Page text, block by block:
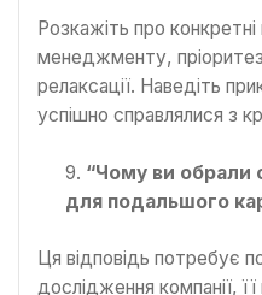
Розкажіть про
менеджменту,
релаксації. Наведіть
успішно справлялися з
“Чому ви обрали
для подальшого
Ця відповідь потребує
дослідження компанії,